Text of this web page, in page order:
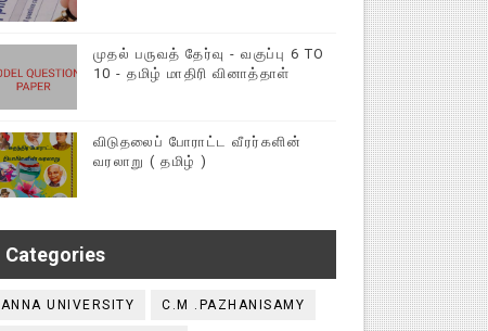
முதல் பருவத் தேர்வு - வகுப்பு 6 TO
10 - தமிழ் மாதிரி வினாத்தாள்
விடுதலைப் போராட்ட வீரர்களின்
வரலாறு ( தமிழ் )
Categories
ANNA UNIVERSITY C.M .PAZHANISAMY